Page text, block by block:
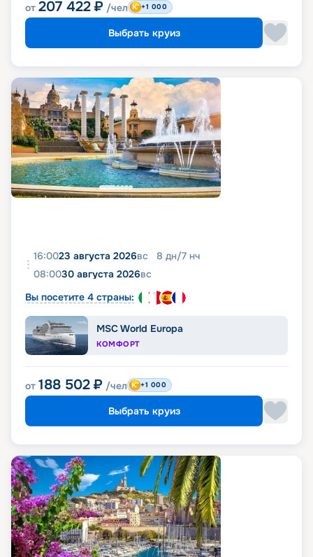
от 207 422 ₽ /чел +1 000
Выбрать круиз
16:0023 августа 2026вс 8 дн/7 нч
08:0030 августа 2026вс
Вы посетите 4 страны:
MSC World Europa
КОМФОРТ
от 188 502 ₽ /чел +1 000
Выбрать круиз